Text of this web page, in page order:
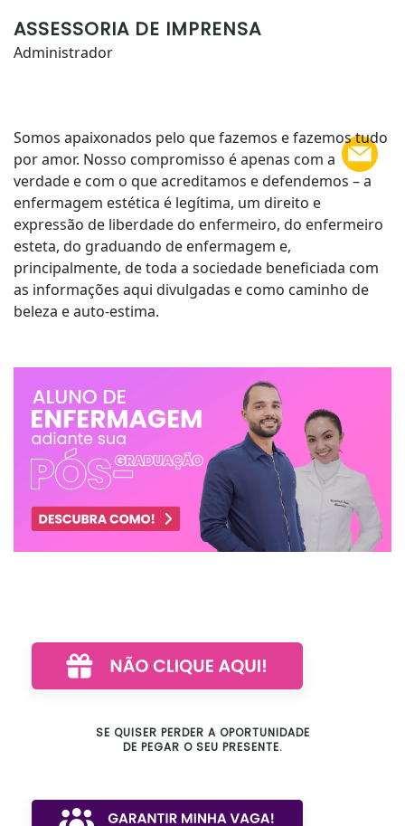
ASSESSORIA DE IMPRENSA
Administrador
Somos apaixonados pelo que fazemos e fazemos tudo
por amor. Nosso compromisso é apenas com a
verdade e com o que acreditamos e defendemos – a
enfermagem estética é legítima, um direito e
expressão de liberdade do enfermeiro, do enfermeiro
esteta, do graduando de enfermagem e,
principalmente, de toda a sociedade beneficiada com
as informações aqui divulgadas e como caminho de
beleza e auto-estima.
SE QUISER PERDER A OPORTUNIDADE
DE PEGAR O SEU PRESENTE.